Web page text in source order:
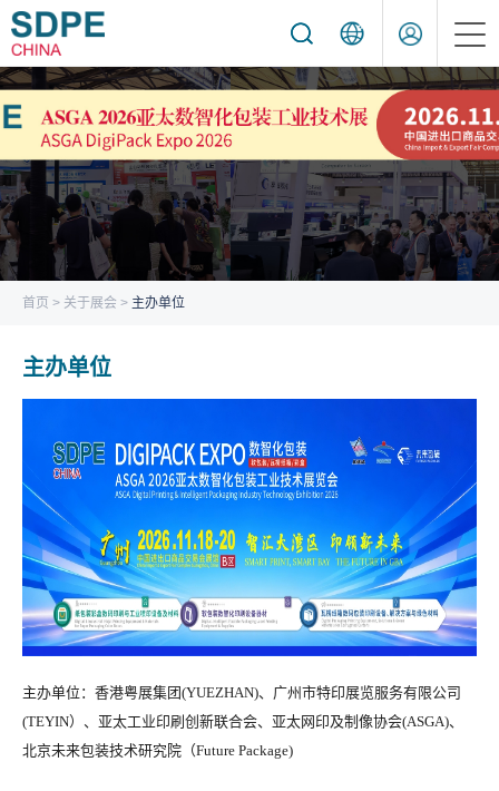
首页
关于展会
线上展览
展商服务
新闻动态
采购信息
媒体合作
联系我们
首页 > 关于展会 > 主办单位
主办单位
主办单位： 香港粤展集团(YUEZHAN)、广州市特印展览服务有限公司
(TEYIN）、 亚太工业印刷创新联合会、亚太网印及制像协会(ASGA)、
北京未来包装技术研究院（Future Package)